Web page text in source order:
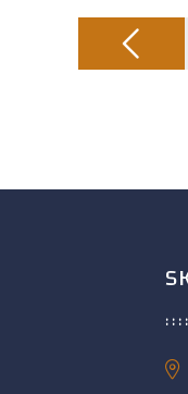
Post
navigation